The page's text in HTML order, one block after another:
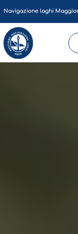
Navigazione laghi